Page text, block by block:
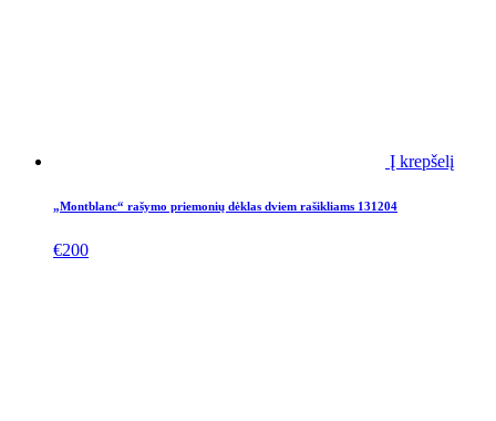
Į krepšelį
„Montblanc“ rašymo priemonių dėklas dviem rašikliams 131204
€200